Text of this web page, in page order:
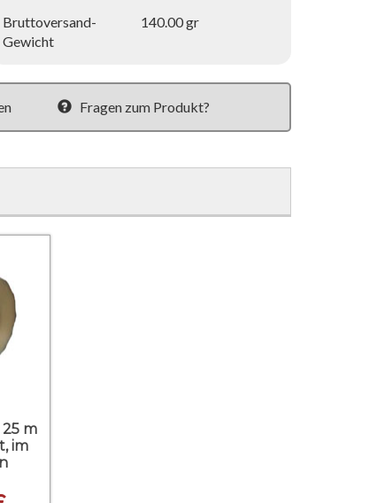
Bruttoversand-
Gewicht
140.00 gr
Fragen zum Produkt?
m
im